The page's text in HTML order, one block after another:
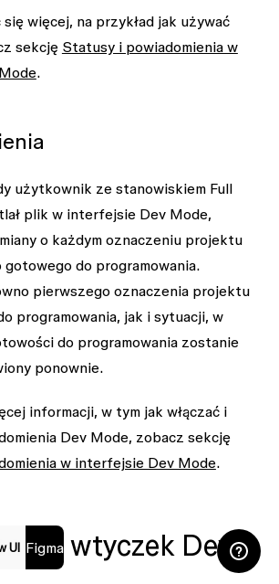
więcej, na przykład jak używać
sekcję Statusy i powiadomienia w
.
użytkownik ze stanowiskiem Full
plik w interfejsie Dev Mode,
o każdym oznaczeniu projektu
do programowania.
pierwszego oznaczenia projektu
programowania, jak i sytuacji, w
do programowania zostanie
ponownie.
informacji, w tym jak włączać i
Dev Mode, zobacz sekcję
w interfejsie Dev Mode.
z wtyczek Dev
UI Figma